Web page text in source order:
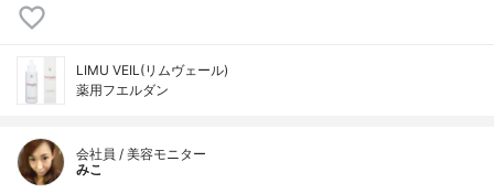
LIMU VEIL(リムヴェール)
薬用フエルダン
会社員 / 美容モニター
みこ